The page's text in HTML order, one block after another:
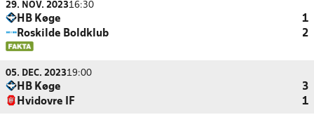
29. NOV. 202316:30
HB Køge
1
Roskilde Boldklub
2
05. DEC. 202319:00
HB Køge
3
Hvidovre IF
1